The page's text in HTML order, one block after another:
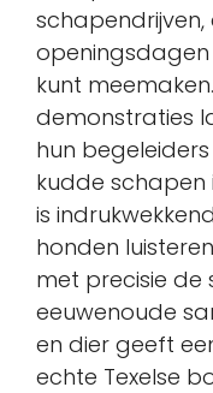
openingsdagen
kunt
demonstraties
hun
kudde schapen
is
honden
met precisie de
eeuwenoude
en dier geeft
echte Texelse